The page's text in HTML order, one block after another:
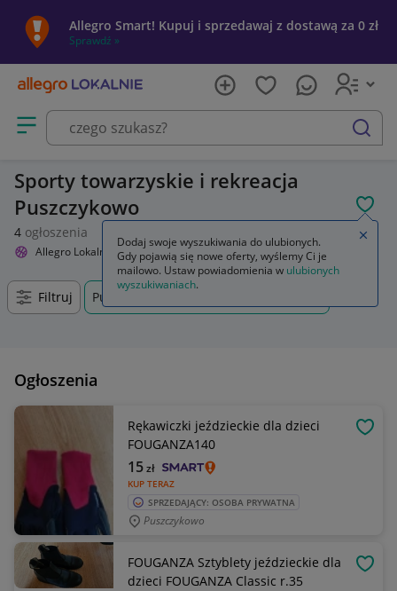
Allegro Smart! Kupuj i sprzedawaj z dostawą za 0 zł
Sprawdź »
Otwórz menu z kategoriami
szukaj
Sporty towarzyskie i rekreacja
Puszczykowo
4 ogłoszenia
Allegro Lokalnie Sport i turystyka Sporty towarzyskie i rekreacja
Filtruj Puszczykowo, Wielkopolskie, +0 km
Ogłoszenia
Rękawiczki jeździeckie dla dzieci
FOUGANZA140
KUP TERAZ
15zł
SPRZEDAJĄCY: OSOBA PRYWATNA
Puszczykowo
FOUGANZA Sztyblety jeździeckie dla
dzieci FOUGANZA Classic r.35
Dodaj swoje wyszukiwania do ulubionych.
Gdy pojawią się nowe oferty, wyślemy Ci je
mailowo. Ustaw powiadomienia w ulubionych
wyszukiwaniach.